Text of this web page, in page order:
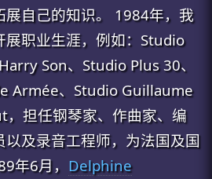
展自己的知识。 1984年，我
展职业生涯，例如：Studio
Son、Studio Plus 30、
Armée、Studio Guillaume
担任钢琴家、作曲家、编
以及录音工程师，为法国及国
年6月， Delphine